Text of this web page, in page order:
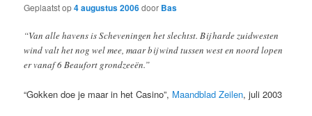
Geplaatst op4 augustus 2006door Bas
“Van alle havens is Scheveningen het slechtst. Bij harde zuidwesten
wind valt het nog wel mee, maar bij wind tussen west en noord lopen
er vanaf 6 Beaufort grondzeeën.”
“Gokken doe je maar in het Casino”, Maandblad Zeilen, juli 2003